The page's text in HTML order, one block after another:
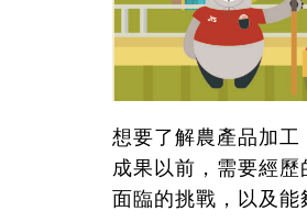
想要了解農產品加
成果以前，需要經
面臨的挑戰，以及能